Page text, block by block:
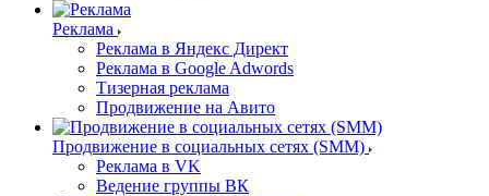
Реклама
Реклама в Яндекс Директ
Реклама в Google Adwords
Тизерная реклама
Продвижение на Авито
Продвижение в социальных сетях (SMM)
Реклама в VK
Ведение группы ВК